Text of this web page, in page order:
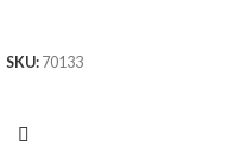
SKU: 70133